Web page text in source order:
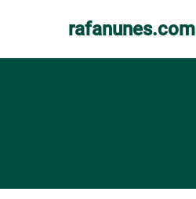
rafanunes.com